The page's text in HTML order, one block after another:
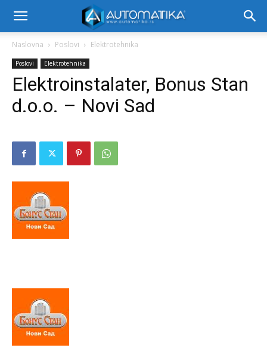
Naslovna Poslovi Elektrotehnika
Poslovi Elektrotehnika
Elektroinstalater, Bonus Stan
d.o.o. – Novi Sad